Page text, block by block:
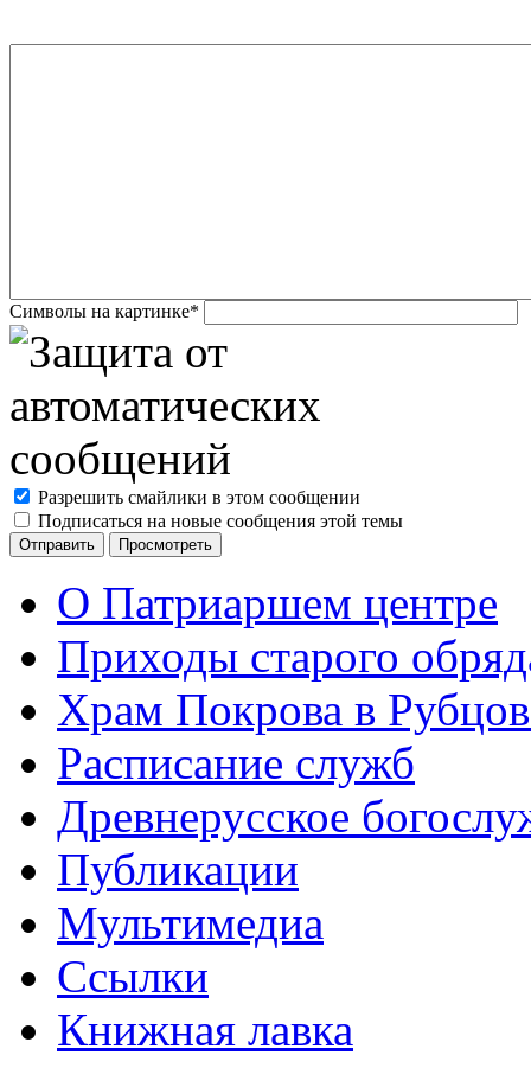
Символы на картинке*
Разрешить смайлики в этом сообщении
Подписаться на новые сообщения этой темы
О Патриаршем центре
Приходы старого
Храм Покрова в
Расписание служб
Древнерусское
Публикации
Мультимедиа
Ссылки
Книжная лавка